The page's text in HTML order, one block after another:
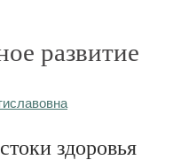
развитие
здоровья